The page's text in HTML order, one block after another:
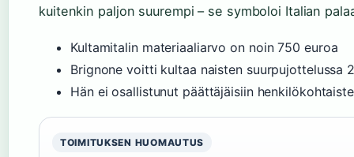
kuitenkin paljon suurempi – se symboloi Italian
Kultamitalin materiaaliarvo on noin 750 euroa
Brignone voitti kultaa naisten suurpujottelussa
Hän ei osallistunut päättäjäisiin
TOIMITUKSEN HUOMAUTUS